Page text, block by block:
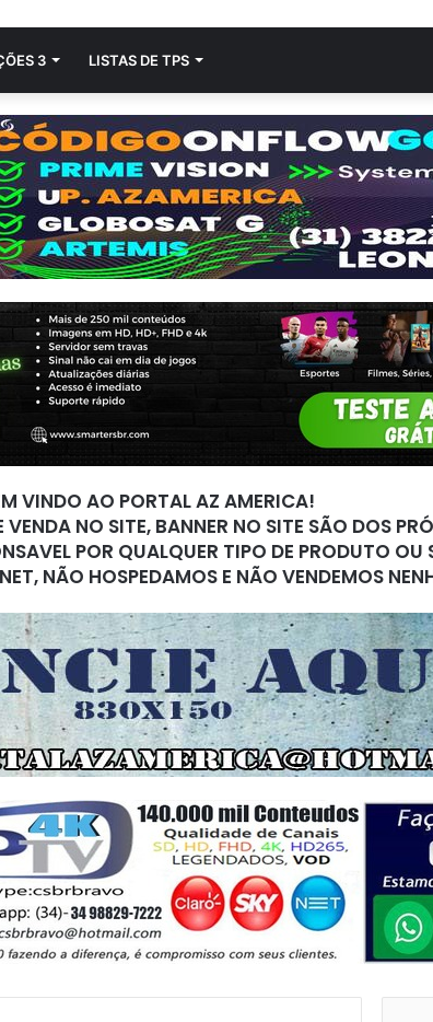
3 LISTAS DE TPS
VINDO AO PORTAL AZ AMERICA!
NO SITE, BANNER NO SITE SÃO DOS
POR QUALQUER TIPO DE PRODUTO OU
NÃO HOSPEDAMOS E NÃO VENDEMOS